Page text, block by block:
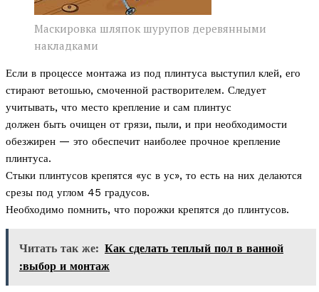
Маскировка шляпок шурупов деревянными
накладками
Если в процессе монтажа из под плинтуса выступил клей, его
стирают ветошью, смоченной растворителем. Следует
учитывать, что место крепление и сам плинтус
должен быть очищен от грязи, пыли, и при необходимости
обезжирен — это обеспечит наиболее прочное крепление
плинтуса.
Стыки плинтусов крепятся «ус в ус», то есть на них делаются
срезы под углом 45 градусов.
Необходимо помнить, что порожки крепятся до плинтусов.
Читать так же: Как сделать теплый пол в ванной
:выбор и монтаж